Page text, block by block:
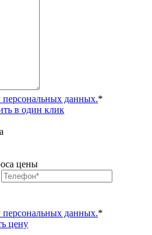
персональных данных.*
в один клик
цены
персональных данных.*
цену